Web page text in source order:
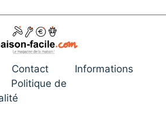
Contact
Informations
Politique de